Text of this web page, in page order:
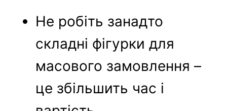
Не робіть занадто
складні фігурки для
масового замовлення –
це збільшить час і